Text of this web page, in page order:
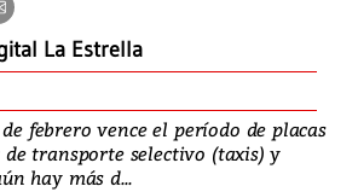
La Estrella
febrero vence el período de placas
transporte selectivo (taxis) y
hay más d...